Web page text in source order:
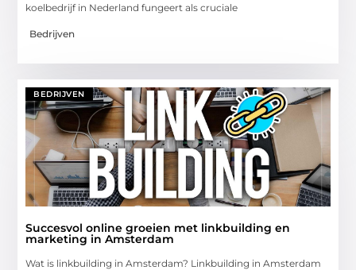
koelbedrijf in Nederland fungeert als cruciale
Bedrijven
BEDRIJVEN
Succesvol online groeien met linkbuilding en
marketing in Amsterdam
Wat is linkbuilding in Amsterdam? Linkbuilding in Amsterdam